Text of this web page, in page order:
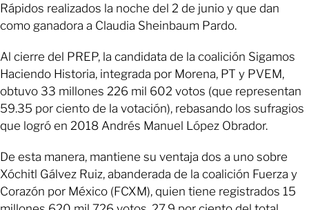
Rápidos realizados la noche del 2 de junio y que dan
como ganadora a Claudia Sheinbaum Pardo.
Al cierre del PREP, la candidata de la coalición Sigamos
Haciendo Historia, integrada por Morena, PT y PVEM,
obtuvo 33 millones 226 mil 602 votos (que representan
59.35 por ciento de la votación), rebasando los sufragios
que logró en 2018 Andrés Manuel López Obrador.
De esta manera, mantiene su ventaja dos a uno sobre
Xóchitl Gálvez Ruiz, abanderada de la coalición Fuerza y
Corazón por México (FCXM), quien tiene registrados 15